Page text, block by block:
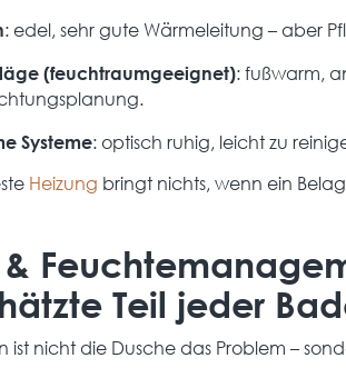
: edel, sehr gute Wärmeleitung – aber
(feuchtraumgeeignet): fußwarm,
Systeme: optisch ruhig, leicht zu
Heizung bringt nichts, wenn ein
&
Teil jeder
ist nicht die Dusche das Problem –